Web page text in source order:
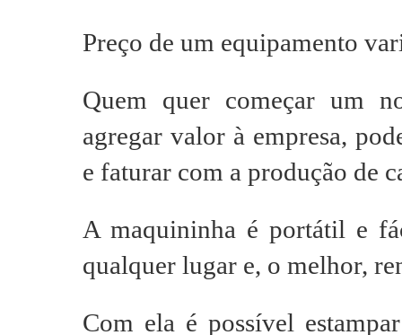
Preço de um equipamento
Quem quer começar um
agregar valor à empresa,
e faturar com a produção de
A maquininha é portátil e
qualquer lugar e, o melhor,
Com ela é possível